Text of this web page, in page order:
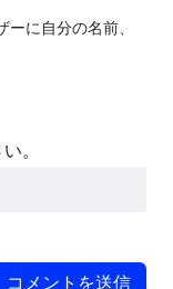
に自分の名前、
。